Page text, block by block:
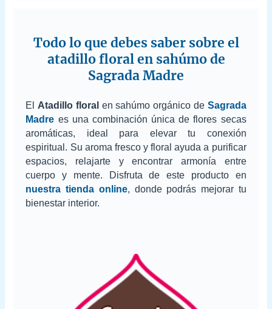
Todo lo que debes saber sobre el
atadillo floral en sahúmo de
Sagrada Madre
El Atadillo floral en sahúmo orgánico de Sagrada
Madre es una combinación única de flores secas
aromáticas, ideal para elevar tu conexión
espiritual. Su aroma fresco y floral ayuda a purificar
espacios, relajarte y encontrar armonía entre
cuerpo y mente. Disfruta de este producto en
nuestra tienda online, donde podrás mejorar tu
bienestar interior.